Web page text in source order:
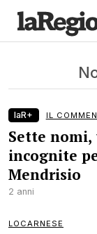
laR+ IL
Sette nomi,
incognite
Mendrisio
2 anni
LOCARNESE